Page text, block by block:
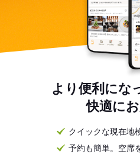
より便利にな
快適に
クイックな現在地
予約も簡単。空席